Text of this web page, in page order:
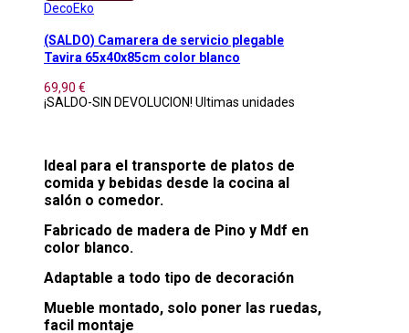
DecoEko
(SALDO) Camarera de servicio plegable
Tavira 65x40x85cm color blanco
69,90 €
¡SALDO-SIN DEVOLUCION! Ultimas unidades
Ideal para el transporte de platos de
comida y bebidas desde la cocina al
salón o comedor.
Fabricado de madera de Pino y Mdf en
color blanco.
Adaptable a todo tipo de decoración
Mueble montado, solo poner las ruedas,
facil montaje